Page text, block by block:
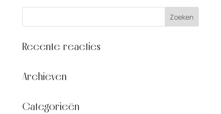
Recente reacties
Archieven
Categorieën